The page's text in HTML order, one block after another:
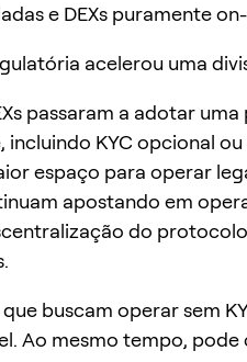
e DEXs puramente
acelerou uma
passaram a adotar
incluindo KYC opcional
espaço para operar
apostando em
do
buscam operar sem
Ao mesmo tempo,